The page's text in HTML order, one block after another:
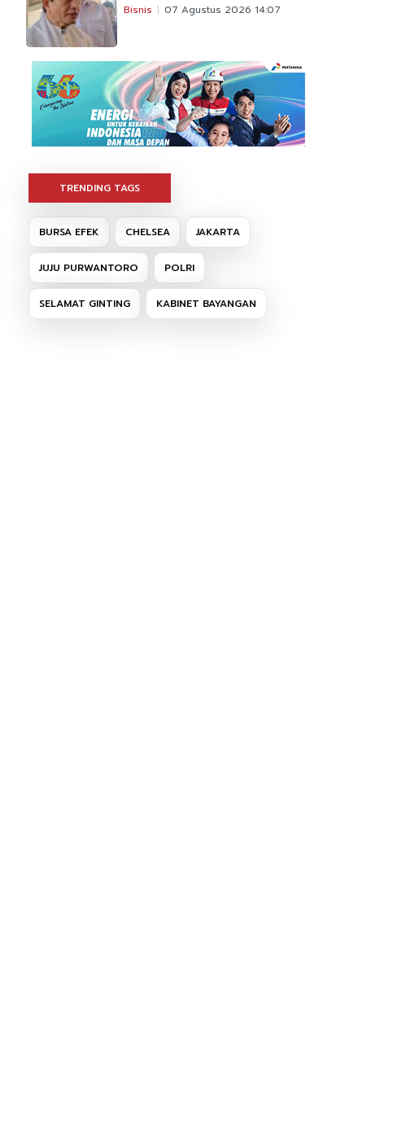
Bisnis 07 Agustus 2026 14:07
TRENDING TAGS
BURSA EFEK CHELSEA JAKARTA
JUJU PURWANTORO POLRI
SELAMAT GINTING KABINET BAYANGAN